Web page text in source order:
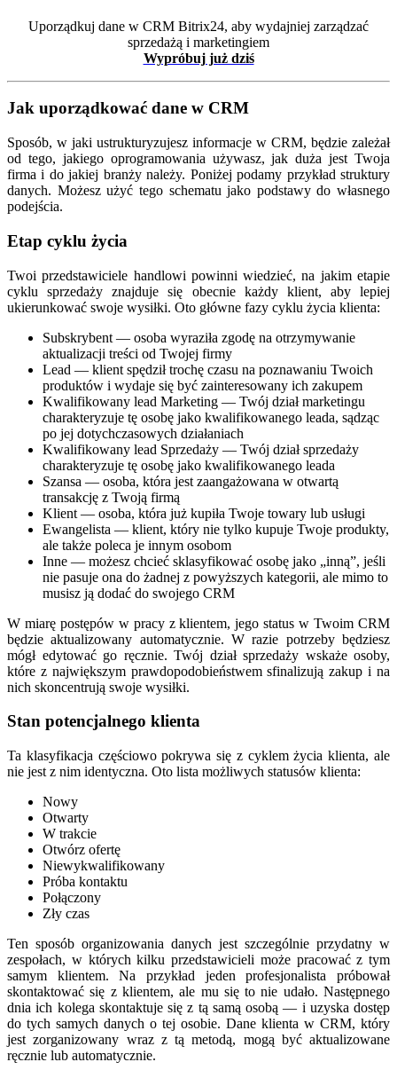
Uporządkuj dane w CRM Bitrix24, aby wydajniej zarządzać
sprzedażą i marketingiem
Wypróbuj już dziś
Jak uporządkować dane w CRM
Sposób, w jaki ustrukturyzujesz informacje w CRM, będzie zależał
od tego, jakiego oprogramowania używasz, jak duża jest Twoja
firma i do jakiej branży należy. Poniżej podamy przykład struktury
danych. Możesz użyć tego schematu jako podstawy do własnego
podejścia.
Etap cyklu życia
Twoi przedstawiciele handlowi powinni wiedzieć, na jakim etapie
cyklu sprzedaży znajduje się obecnie każdy klient, aby lepiej
ukierunkować swoje wysiłki. Oto główne fazy cyklu życia klienta:
Subskrybent — osoba wyraziła zgodę na otrzymywanie
aktualizacji treści od Twojej firmy
Lead — klient spędził trochę czasu na poznawaniu Twoich
produktów i wydaje się być zainteresowany ich zakupem
Kwalifikowany lead Marketing — Twój dział marketingu
charakteryzuje tę osobę jako kwalifikowanego leada, sądząc
po jej dotychczasowych działaniach
Kwalifikowany lead Sprzedaży — Twój dział sprzedaży
charakteryzuje tę osobę jako kwalifikowanego leada
Szansa — osoba, która jest zaangażowana w otwartą
transakcję z Twoją firmą
Klient — osoba, która już kupiła Twoje towary lub usługi
Ewangelista — klient, który nie tylko kupuje Twoje produkty,
ale także poleca je innym osobom
Inne — możesz chcieć sklasyfikować osobę jako „inną”, jeśli
nie pasuje ona do żadnej z powyższych kategorii, ale mimo to
musisz ją dodać do swojego CRM
W miarę postępów w pracy z klientem, jego status w Twoim CRM
będzie aktualizowany automatycznie. W razie potrzeby będziesz
mógł edytować go ręcznie. Twój dział sprzedaży wskaże osoby,
które z największym prawdopodobieństwem sfinalizują zakup i na
nich skoncentrują swoje wysiłki.
Stan potencjalnego klienta
Ta klasyfikacja częściowo pokrywa się z cyklem życia klienta, ale
nie jest z nim identyczna. Oto lista możliwych statusów klienta:
Nowy
Otwarty
W trakcie
Otwórz ofertę
Niewykwalifikowany
Próba kontaktu
Połączony
Zły czas
Ten sposób organizowania danych jest szczególnie przydatny w
zespołach, w których kilku przedstawicieli może pracować z tym
samym klientem. Na przykład jeden profesjonalista próbował
skontaktować się z klientem, ale mu się to nie udało. Następnego
dnia ich kolega skontaktuje się z tą samą osobą — i uzyska dostęp
do tych samych danych o tej osobie. Dane klienta w CRM, który
jest zorganizowany wraz z tą metodą, mogą być aktualizowane
ręcznie lub automatycznie.